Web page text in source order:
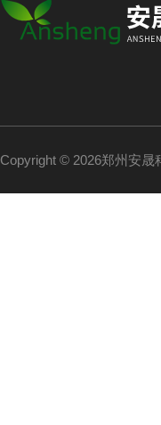
Copyright © 2026郑州安